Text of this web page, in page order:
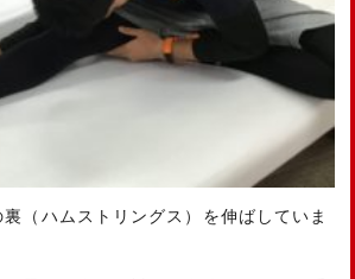
（ハムストリングス）を伸ばしていま